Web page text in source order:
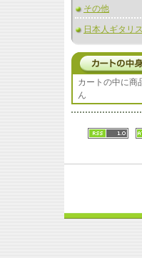
その他
日本人ギタリ
カートの中に商
ん